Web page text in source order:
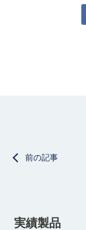
前の記事
実績製品